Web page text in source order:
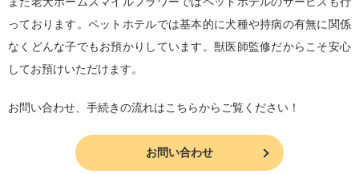
っております。ペットホテルでは基本的に犬種や持病の有無に関係
なくどんな子でもお預かりしています。獣医師監修だからこそ安心
してお預けいただけます。
お問い合わせ、手続きの流れはこちらからご覧ください！
お問い合わせ